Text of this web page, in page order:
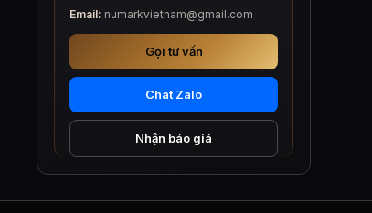
Email: numarkvietnam@gmail.com
Gọi tư vấn
Chat Zalo
Nhận báo giá